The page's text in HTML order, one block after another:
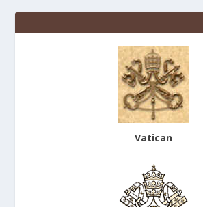
Vatican